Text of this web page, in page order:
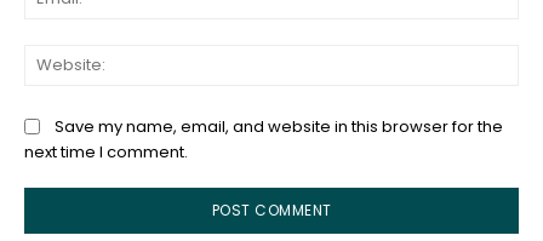
Save my name, email, and website in this browser for the
next time I comment.